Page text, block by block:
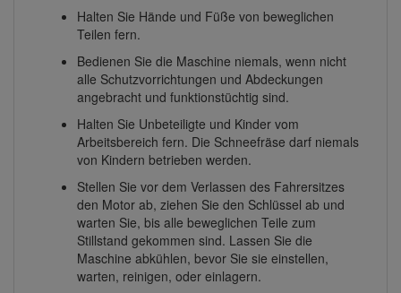
Halten Sie Hände und Füße von beweglichen
Teilen fern.
Bedienen Sie die Maschine niemals, wenn nicht
alle Schutzvorrichtungen und Abdeckungen
angebracht und funktionstüchtig sind.
Halten Sie Unbeteiligte und Kinder vom
Arbeitsbereich fern. Die Schneefräse darf niemals
von Kindern betrieben werden.
Stellen Sie vor dem Verlassen des Fahrersitzes
den Motor ab, ziehen Sie den Schlüssel ab und
warten Sie, bis alle beweglichen Teile zum
Stillstand gekommen sind. Lassen Sie die
Maschine abkühlen, bevor Sie sie einstellen,
warten, reinigen, oder einlagern.